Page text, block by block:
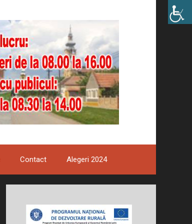
Contact Alegeri 2024